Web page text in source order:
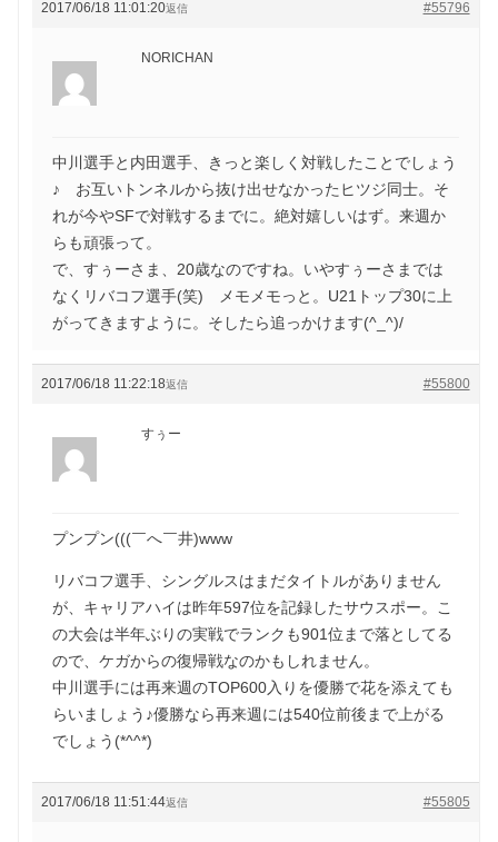
2017/06/18 11:01:20 #55796
返信
NORICHAN
中川選手と内田選手、きっと楽しく対戦したことでしょう
♪ お互いトンネルから抜け出せなかったヒツジ同士。そ
れが今やSFで対戦するまでに。絶対嬉しいはず。来週か
らも頑張って。
で、すぅーさま、20歳なのですね。いやすぅーさまでは
なくリバコフ選手(笑) メモメモっと。U21トップ30に上
がってきますように。そしたら追っかけます(^_^)/
2017/06/18 11:22:18 #55800
返信
すぅー
プンプン(((￣へ￣井)www
リバコフ選手、シングルスはまだタイトルがありません
が、キャリアハイは昨年597位を記録したサウスポー。こ
の大会は半年ぶりの実戦でランクも901位まで落としてる
ので、ケガからの復帰戦なのかもしれません。
中川選手には再来週のTOP600入りを優勝で花を添えても
らいましょう♪優勝なら再来週には540位前後まで上がる
でしょう(*^^*)
2017/06/18 11:51:44 #55805
返信